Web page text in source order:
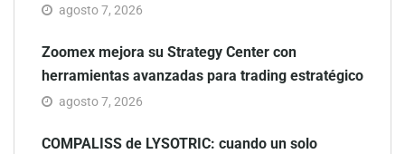
agosto 7, 2026
Zoomex mejora su Strategy Center con
herramientas avanzadas para trading estratégico
agosto 7, 2026
COMPALISS de LYSOTRIC: cuando un solo